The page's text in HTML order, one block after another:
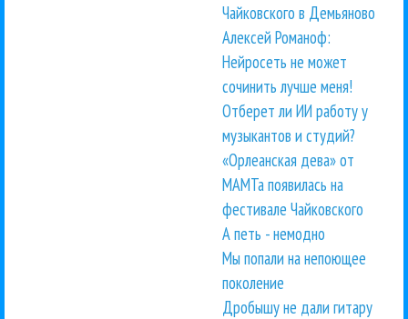
Чайковского в Демьяново
Алексей Романоф:
Нейросеть не может
сочинить лучше меня!
Отберет ли ИИ работу у
музыкантов и студий?
«Орлеанская дева» от
МАМТа появилась на
фестивале Чайковского
А петь - немодно
Мы попали на непоющее
поколение
Дробышу не дали гитару